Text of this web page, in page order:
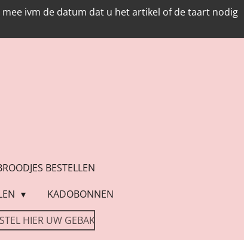
ivm de datum dat u het artikel of de taart nodig
BESTELLEN
KADOBONNEN
HIER UW GEBAK